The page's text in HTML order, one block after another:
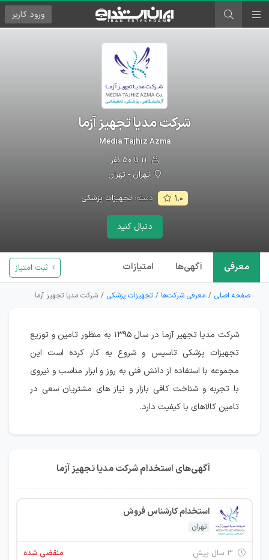
ورود کاربر
شرکت مدیا تجهیز آزما
Media Tajhiz Azma
تهران - تهران
۱.۰ دسته: تجهیزات پزشکی
دنبال کنید
معرفی آگهی‌ها امتیازات ثبت امتیاز
صفحه اصلی معرفی شرکت‌ها تجهیزات پزشکی شرکت مدیا تجهیز آزما
شرکت مدیا تجهیر آزما در سال ۱۳۹۵ به منظور تامین و توزیع
تجهیزات پزشکی تاسیس و شروع به کار کرده است این
مجموعه با استفاده از دانش فنی به روز و ابزار مناسب و نیروی
با تجربه و شناخت کافی بازار و نیاز های مشتریان سعی در
تامین کالاهای با کیفیت دارد.
آگهی‌های استخدام شرکت مدیا تجهیز آزما
استخدام کارشناس فروش
تهران
منقضی شده